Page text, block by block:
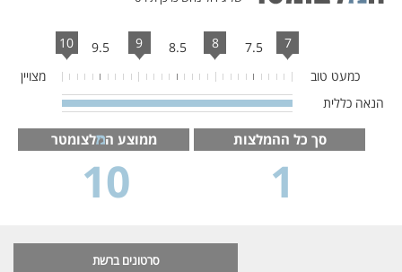
כמעט טוב
7
8
9
10 7.5
8.5
9.5
מצויין
הנאה כללית
100%
Complete
ממוצע ה לצומטר
10
סך כל ההמלצות
1
סרטונים ברשת